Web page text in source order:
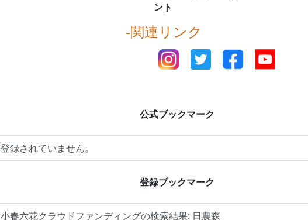
ント
-関連リンク
公式ブックマーク
登録されていません。
登録ブックマーク
小春六花クラウドファンディングの検索結果: 日農森